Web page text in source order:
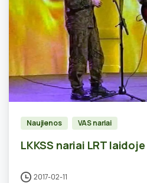
Naujienos VAS nariai
LKKSS nariai LRT laidoje
2017-02-11